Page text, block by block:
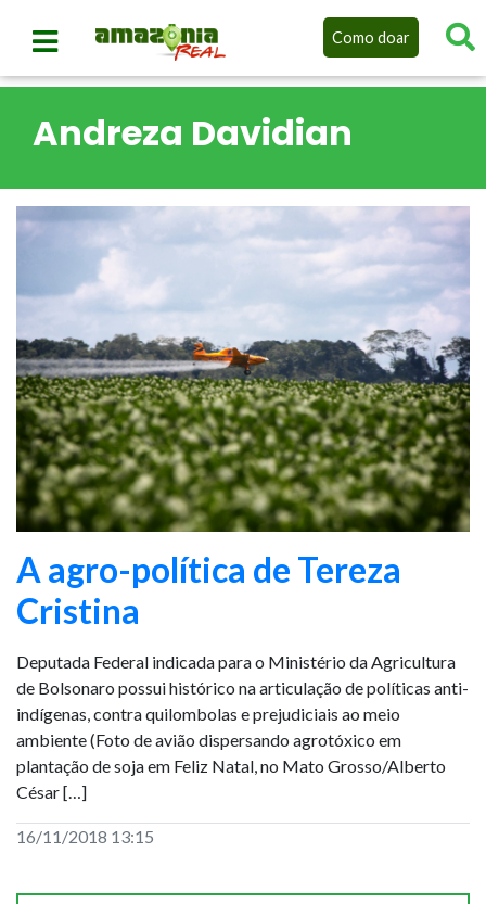
Como doar
Andreza Davidian
A agro-política de Tereza
Cristina
Deputada Federal indicada para o Ministério da Agricultura
de Bolsonaro possui histórico na articulação de políticas anti-
indígenas, contra quilombolas e prejudiciais ao meio
ambiente (Foto de avião dispersando agrotóxico em
plantação de soja em Feliz Natal, no Mato Grosso/Alberto
César […]
16/11/2018 13:15